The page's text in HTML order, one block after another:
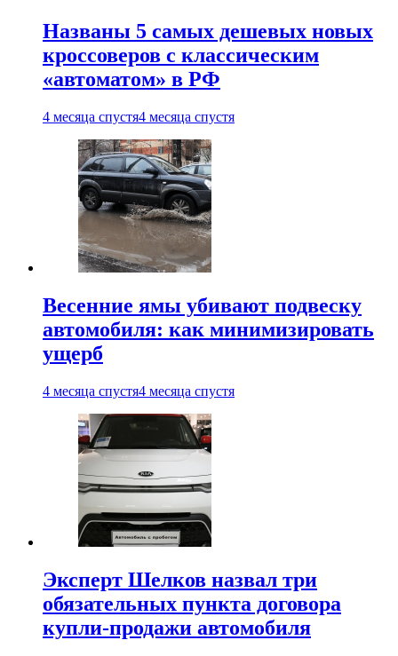
Названы 5 самых дешевых новых
кроссоверов с классическим
«автоматом» в РФ
4 месяца спустя4 месяца спустя
Весенние ямы убивают подвеску
автомобиля: как минимизировать
ущерб
4 месяца спустя4 месяца спустя
Эксперт Шелков назвал три
обязательных пункта договора
купли-продажи автомобиля